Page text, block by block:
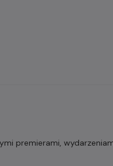
premierami,